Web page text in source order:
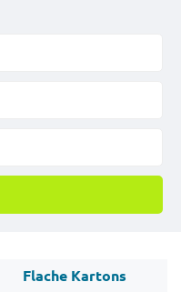
Flache Kartons